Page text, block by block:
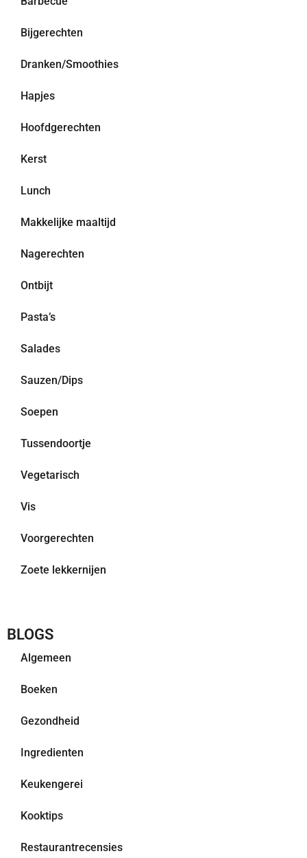
Bijgerechten
Dranken/Smoothies
Hapjes
Hoofdgerechten
Kerst
Lunch
Makkelijke maaltijd
Nagerechten
Ontbijt
Pasta’s
Salades
Sauzen/Dips
Soepen
Tussendoortje
Vegetarisch
Vis
Voorgerechten
Zoete lekkernijen
BLOGS
Algemeen
Boeken
Gezondheid
Ingredienten
Keukengerei
Kooktips
Restaurantrecensies